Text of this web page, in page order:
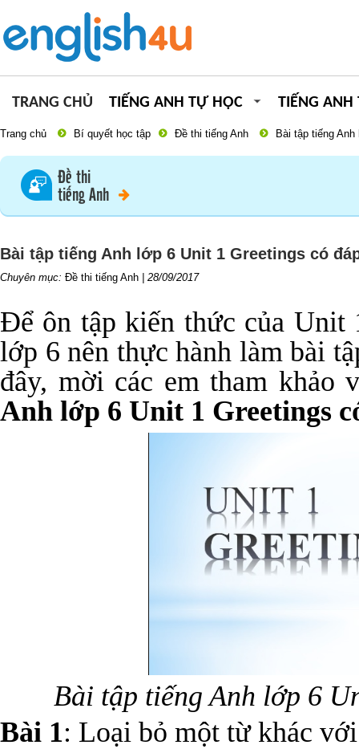
TRANG CHỦ TIẾNG ANH TỰ HỌC TIẾNG ANH
Trang chủ Bí quyết học tập Đề thi tiếng Anh Bài tập tiếng
Đề thi
tiếng Anh
Bài tập tiếng Anh lớp 6 Unit 1 Greetings có
Chuyên mục: Đề thi tiếng Anh 28/09/2017
Để ôn tập kiến thức của Unit
lớp 6 nên thực hành làm bài
đây, mời các em tham khảo
Anh lớp 6 Unit 1 Greetings
Bài tập tiếng Anh lớp 6
Bài 1: Loại bỏ một từ khác